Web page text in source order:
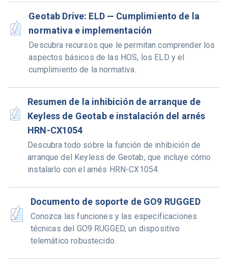
Geotab Drive: ELD — Cumplimiento de la
normativa e implementación
Descubra recursos que le permitan comprender los
aspectos básicos de las HOS, los ELD y el
cumplimiento de la normativa.
Resumen de la inhibición de arranque de
Keyless de Geotab e instalación del arnés
HRN-CX1054
Descubra todo sobre la función de inhibición de
arranque del Keyless de Geotab, que incluye cómo
instalarlo con el arnés HRN-CX1054.
Documento de soporte de GO9 RUGGED
Conozca las funciones y las especificaciones
técnicas del GO9 RUGGED, un dispositivo
telemático robustecido.